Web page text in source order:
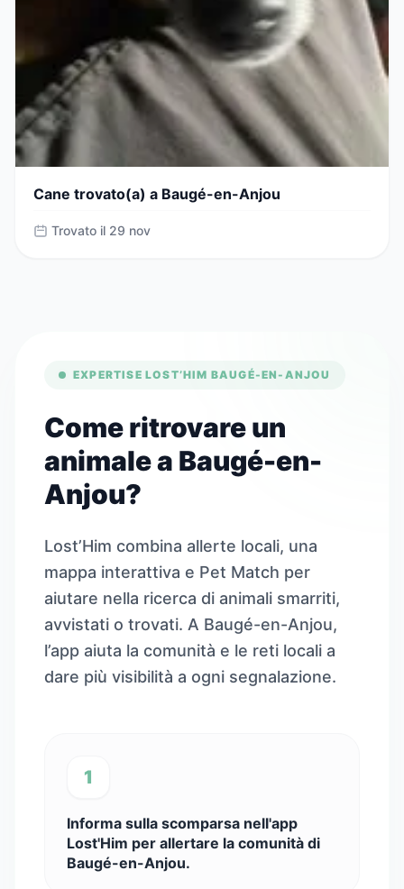
Cane trovato(a) a Baugé-en-Anjou
Trovato il 29 nov
EXPERTISE LOST’HIM BAUGÉ-EN-ANJOU
Come ritrovare un
animale a Baugé-en-
Anjou?
Lost’Him combina allerte locali, una
mappa interattiva e Pet Match per
aiutare nella ricerca di animali smarriti,
avvistati o trovati. A Baugé-en-Anjou,
l’app aiuta la comunità e le reti locali a
dare più visibilità a ogni segnalazione.
1
Informa sulla scomparsa nell'app
Lost'Him per allertare la comunità di
Baugé-en-Anjou.